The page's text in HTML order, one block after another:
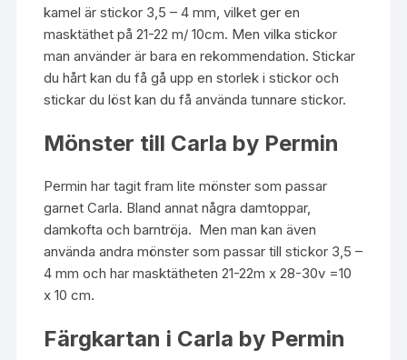
kamel är stickor 3,5 – 4 mm, vilket ger en
masktäthet på 21-22 m/ 10cm. Men vilka stickor
man använder är bara en rekommendation. Stickar
du hårt kan du få gå upp en storlek i stickor och
stickar du löst kan du få använda tunnare stickor.
Mönster till Carla by Permin
Permin har tagit fram lite mönster som passar
garnet Carla. Bland annat några damtoppar,
damkofta och barntröja. Men man kan även
använda andra mönster som passar till stickor 3,5 –
4 mm och har masktätheten 21-22m x 28-30v =10
x 10 cm.
Färgkartan i Carla by Permin